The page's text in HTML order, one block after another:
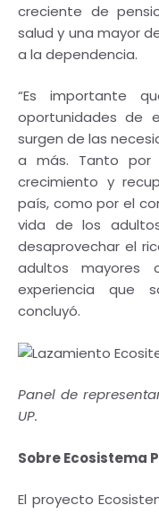
creciente de
salud y una mayor
a la dependencia.
“Es importante
oportunidades de
surgen de las
a más. Tanto por
crecimiento y
país, como por el
vida de los
desaprovechar el
adultos mayores
experiencia que
concluyó.
Panel de
UP.
Sobre Ecosistema
El proyecto